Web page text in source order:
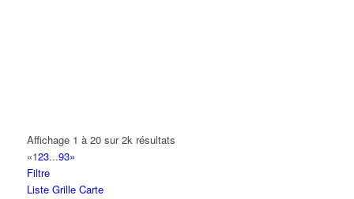
Affichage 1 à 20 sur 2k résultats
«123...93»
Filtre
Liste Grille Carte